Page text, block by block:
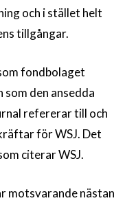
och i stället helt
tillgångar.
fondbolaget
som den ansedda
refererar till och
för WSJ. Det
citerar WSJ.
motsvarande nästan